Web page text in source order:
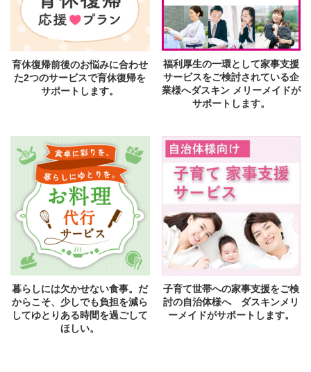
育休復帰前後のお悩みに合わせ
た2つのサービスで育休復帰を
サポートします。
福利厚生の一環として家事支援
サービスをご検討されている企
業様へダスキン メリーメイドが
サポートします。
暮らしには欠かせない食事。だ
からこそ、少しでも負担を減ら
してゆとりある時間を過ごして
ほしい。
子育て世帯への家事支援をご検
討の自治体様へ ダスキンメリ
ーメイドがサポートします。